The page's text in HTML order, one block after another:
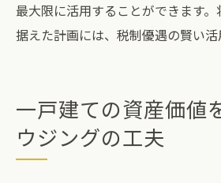
最大限に活用することができます
据えた計画には、税制優遇の賢い活
一戸建ての資産価値
ウジングの工夫